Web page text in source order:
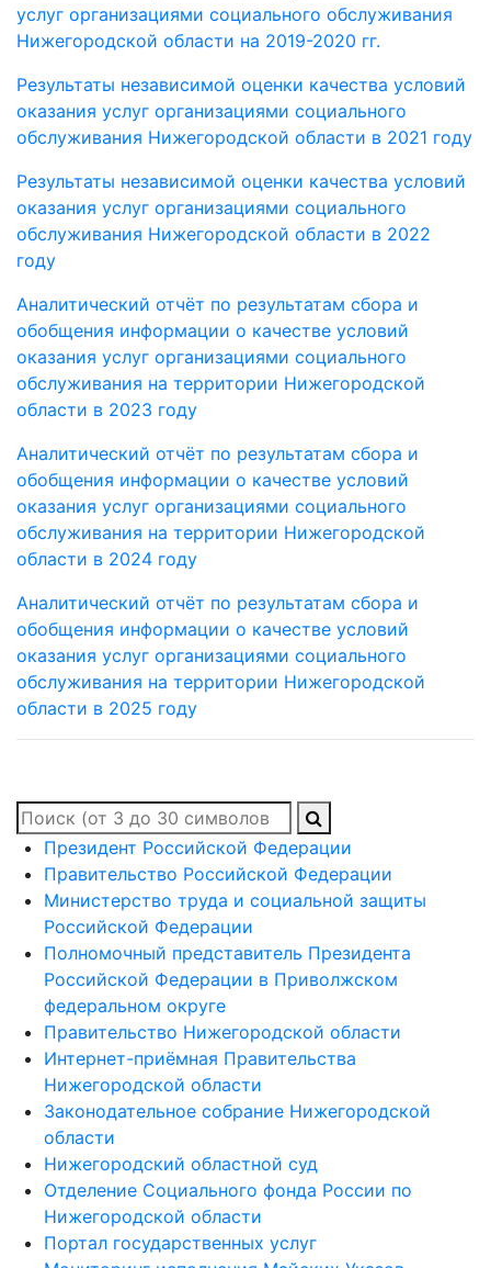
услуг организациями социального обслуживания
Нижегородской области на 2019-2020 гг.
Результаты независимой оценки качества условий
оказания услуг организациями социального
обслуживания Нижегородской области в 2021 году
Результаты независимой оценки качества условий
оказания услуг организациями социального
обслуживания Нижегородской области в 2022
году
Аналитический отчёт по результатам сбора и
обобщения информации о качестве условий
оказания услуг организациями социального
обслуживания на территории Нижегородской
области в 2023 году
Аналитический отчёт по результатам сбора и
обобщения информации о качестве условий
оказания услуг организациями социального
обслуживания на территории Нижегородской
области в 2024 году
Аналитический отчёт по результатам сбора и
обобщения информации о качестве условий
оказания услуг организациями социального
обслуживания на территории Нижегородской
области в 2025 году
Президент Российской Федерации
Правительство Российской Федерации
Министерство труда и социальной защиты
Российской Федерации
Полномочный представитель Президента
Российской Федерации в Приволжском
федеральном округе
Правительство Нижегородской области
Интернет-приёмная Правительства
Нижегородской области
Законодательное собрание Нижегородской
области
Нижегородский областной суд
Отделение Социального фонда России по
Нижегородской области
Портал государственных услуг